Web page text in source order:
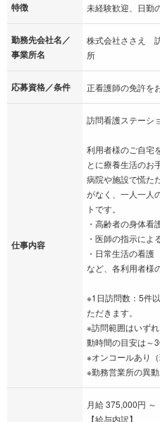
特徴 未経験歓迎、日勤
勤務先会社名／
事業所名
株式会社ささえ
所
応募資格／条件 正看護師の免許を
仕事内容
訪問看護ステーシ
利用者様のご自宅
とに療養生活のお
病院や施設で慌た
がなく、一人一人
トです。
・高齢者の身体看
・医師の指示によ
・日常生活の看護
など、各利用者様
※1日訪問数：5件
ただきます。
※訪問範囲はいず
動時間の目安は～
※オンコールあり
※勤務営業所の異動
月給 375,000円 ～
【給与内訳】